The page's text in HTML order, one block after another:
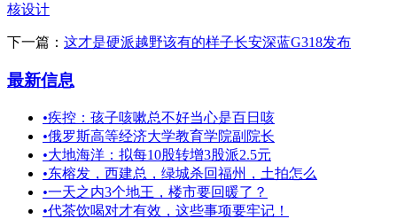
核设计
下一篇： 这才是硬派越野该有的样子长安深蓝G318发布
最新信息
•疾控：孩子咳嗽总不好当心是百日咳
•俄罗斯高等经济大学教育学院副院长
•大地海洋：拟每10股转增3股派2.5元
•东榕发，西建总，绿城杀回福州，土拍怎么
•一天之内3个地王，楼市要回暖了？
•代茶饮喝对才有效，这些事项要牢记！